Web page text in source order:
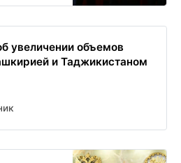
увеличении объемов
и Таджикистаном